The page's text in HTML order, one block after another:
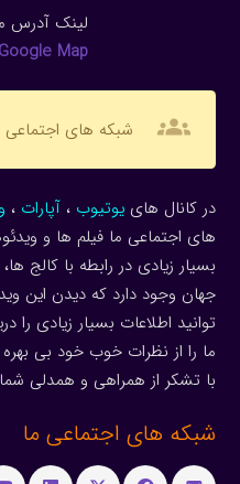
لینک آدرس
Map
groups شبکه های اجتماعی
در کانال هاییوتیوب ، آپارات ،
های اجتماعی ما فیلم ها و
بسیار زیادی در رابطه با کالج
جهان وجود دارد که دیدن این
توانید اطلاعات بسیار زیادی را
ما را از نظرات خوب خود بی بهره
با تشکر از همراهی و همدلی شما
شبکه های اجتماعی ما